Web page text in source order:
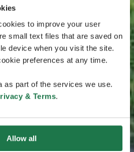
to improve your user
small text files that are saved on
device when you visit the site.
preferences at any time.
as part of the services we use.
& Terms.
Allow all